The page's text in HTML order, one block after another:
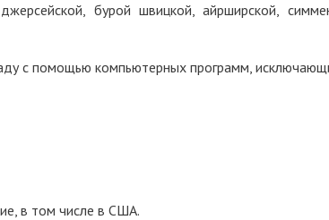
бурой швицкой, айрширской,
с помощью компьютерных программ,
в том числе в США.